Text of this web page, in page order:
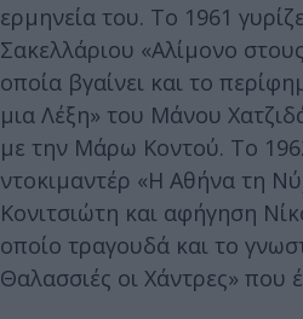
ερμηνεία του. Το 1961
Σακελλάριου «Αλίμονο
οποία βγαίνει και το
μια Λέξη» του Μάνου
με την Μάρω Κοντού. Το
ντοκιμαντέρ «Η Αθήνα τη
Κονιτσιώτη και αφήγηση
οποίο τραγουδά και το
Θαλασσιές οι Χάντρες» που